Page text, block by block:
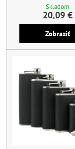
Skladom
20,09 €
Zobraziť